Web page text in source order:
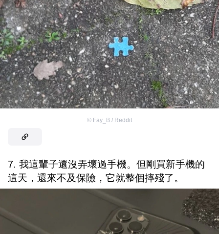
© Fay_B / Reddit
7. 我這輩子還沒弄壞過手機。但剛買新手機的
這天，還來不及保險，它就整個摔殘了。